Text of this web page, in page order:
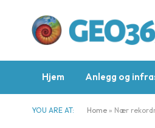
Hjem Anlegg og
YOU ARE AT: Home » Nær